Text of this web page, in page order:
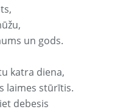
un gods.
katra diena,
laimes stūrītis.
debesis